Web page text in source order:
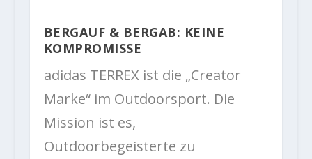
BERGAUF & BERGAB: KEINE
KOMPROMISSE
adidas TERREX ist die „Creator
Marke“ im Outdoorsport. Die
Mission ist es,
Outdoorbegeisterte zu